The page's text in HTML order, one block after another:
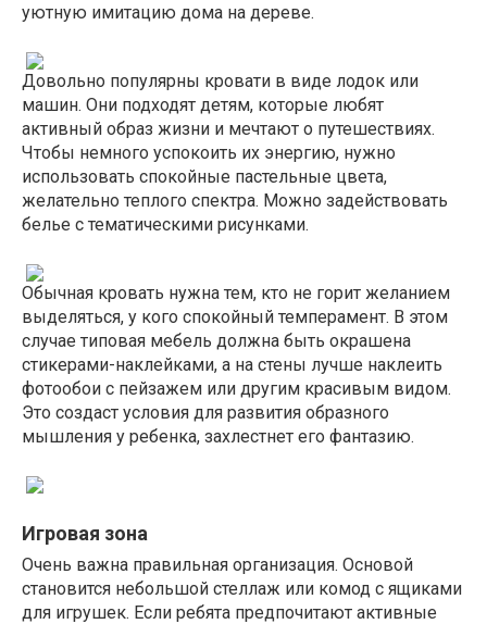
уютную имитацию дома на дереве.
Довольно популярны кровати в виде лодок или
машин. Они подходят детям, которые любят
активный образ жизни и мечтают о путешествиях.
Чтобы немного успокоить их энергию, нужно
использовать спокойные пастельные цвета,
желательно теплого спектра. Можно задействовать
белье с тематическими рисунками.
Обычная кровать нужна тем, кто не горит желанием
выделяться, у кого спокойный темперамент. В этом
случае типовая мебель должна быть окрашена
стикерами-наклейками, а на стены лучше наклеить
фотообои с пейзажем или другим красивым видом.
Это создаст условия для развития образного
мышления у ребенка, захлестнет его фантазию.
Игровая зона
Очень важна правильная организация. Основой
становится небольшой стеллаж или комод с ящиками
для игрушек. Если ребята предпочитают активные